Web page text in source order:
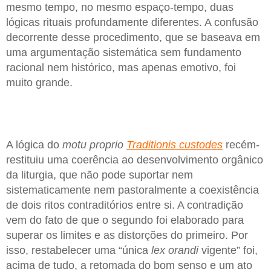
mesmo tempo, no mesmo espaço-tempo, duas
lógicas rituais profundamente diferentes. A confusão
decorrente desse procedimento, que se baseava em
uma argumentação sistemática sem fundamento
racional nem histórico, mas apenas emotivo, foi
muito grande.
A lógica do motu proprio Traditionis custodes recém-
restituiu uma coerência ao desenvolvimento orgânico
da liturgia, que não pode suportar nem
sistematicamente nem pastoralmente a coexistência
de dois ritos contraditórios entre si. A contradição
vem do fato de que o segundo foi elaborado para
superar os limites e as distorções do primeiro. Por
isso, restabelecer uma “única lex orandivigente” foi,
acima de tudo, a retomada do bom senso e um ato